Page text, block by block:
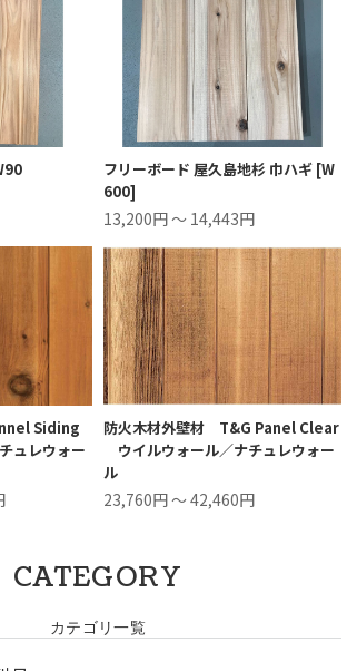
フリーボード 屋久島地杉 巾ハギ [W
600]
13,200円 ～ 14,443円
Siding
ュレウォー
防火木材外壁材 T&G Panel Clear
ウイルウォール／ナチュレウォー
ル
23,760円 ～ 42,460円
CATEGORY
カテゴリ一覧